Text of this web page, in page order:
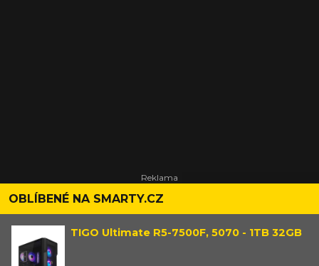
OBLÍBENÉ NA SMARTY.CZ
TIGO Ultimate R5-7500F, 5070 - 1TB 32GB